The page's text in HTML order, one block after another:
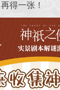
得一张！